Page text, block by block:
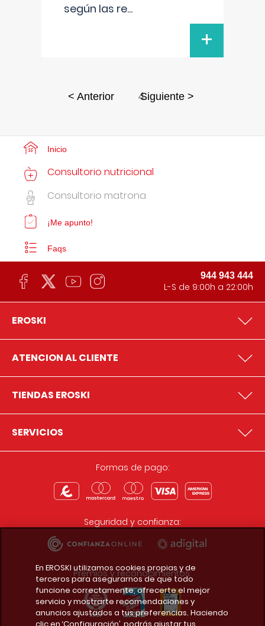
según las re...
+
< Anterior 4
Siguiente >
Inicio
Consultorio nutricional
Consultorio matrona
¡Me apunto!
Faqs
944 943 444
L-S de 9:00h a 22:00h
EROSKI
ATENCION AL CLIENTE
TIENDAS EROSKI
SERVICIOS
Formas de pago:
Seguridad y confianza:
Premios y reconocimientos:
En EROSKI utilizamos cookies propias y de
terceros para asegurarnos de que todo
funcione correctamente, ofrecerte el mejor
servicio y mostrarte recomendaciones y
anuncios ajustados a tus preferencias. Haciendo
clic en ‘Configuración’, podrás ajustar tus